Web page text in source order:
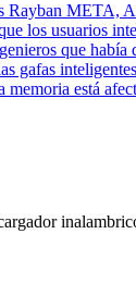
META,
los usuarios
que
gafas
está